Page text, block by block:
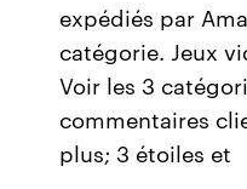
expédiés par
catégorie. Jeux
Voir les 3
commentaires
plus; 3 étoiles et